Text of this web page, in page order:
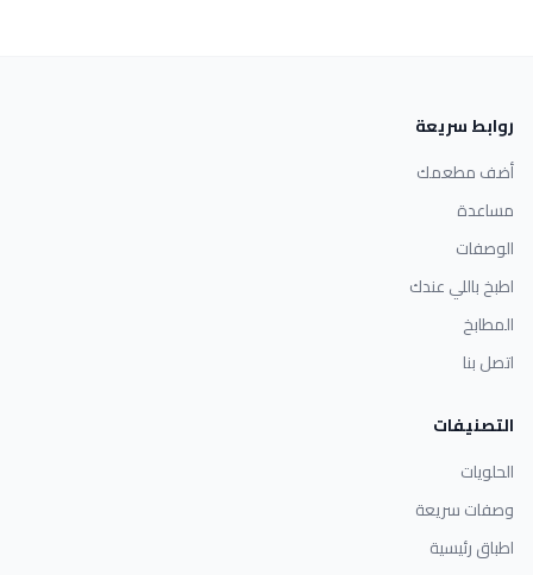
روابط سريعة
أضف مطعمك
مساعدة
الوصفات
اطبخ باللي عندك
المطابخ
اتصل بنا
التصنيفات
الحلويات
وصفات سريعة
اطباق رئيسية